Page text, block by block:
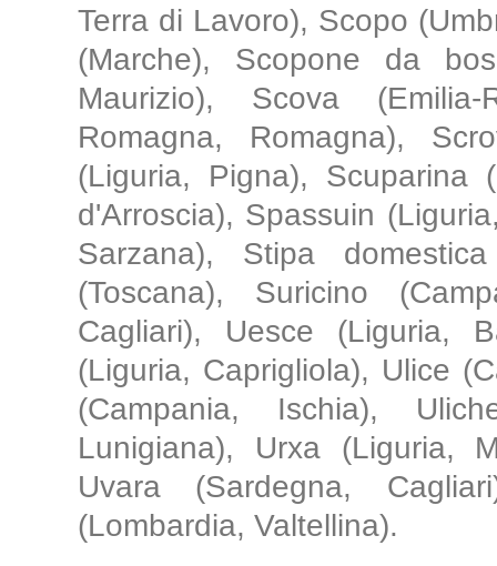
Terra di Lavoro), Scopo
(Marche), Scopone da
Maurizio), Scova
Romagna, Romagna),
(Liguria, Pigna), Scuparina
d'Arroscia), Spassuin
Sarzana), Stipa
(Toscana), Suricino
Cagliari), Uesce (Liguria,
(Liguria, Caprigliola), Ulice
(Campania, Ischia),
Lunigiana), Urxa (Liguria,
Uvara (Sardegna,
(Lombardia, Valtellina).